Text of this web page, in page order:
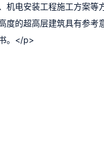
机电安装工程施工方案
度的超高层建筑具有参
。</p>